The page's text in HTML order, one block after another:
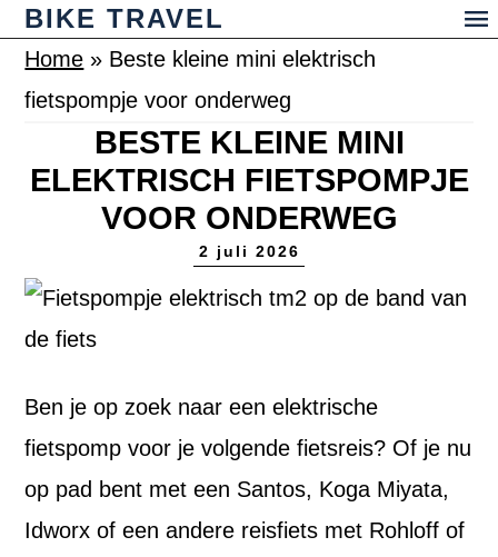
BIKE TRAVEL
Home » Beste kleine mini elektrisch
fietspompje voor onderweg
BESTE KLEINE MINI
ELEKTRISCH FIETSPOMPJE
VOOR ONDERWEG
2 juli 2026
Ben je op zoek naar een elektrische
fietspomp voor je volgende fietsreis? Of je nu
op pad bent met een Santos, Koga Miyata,
Idworx of een andere reisfiets met Rohloff of